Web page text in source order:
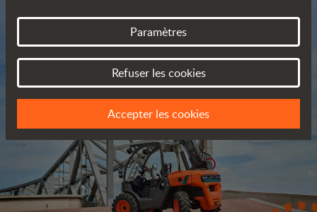
Catalogue
Paramètres
Refuser les cookies
Accepter les cookies